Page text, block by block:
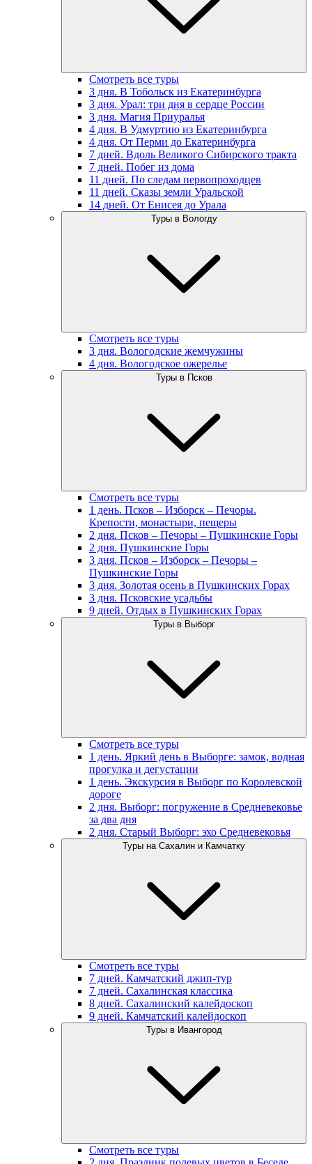
Смотреть все туры
3 дня. В Тобольск из Екатеринбурга
3 дня. Урал: три дня в сердце России
3 дня. Магия Приуралья
4 дня. В Удмуртию из Екатеринбурга
4 дня. От Перми до Екатеринбурга
7 дней. Вдоль Великого Сибирского тракта
7 дней. Побег из дома
11 дней. По следам первопроходцев
11 дней. Сказы земли Уральской
14 дней. От Енисея до Урала
Туры в Вологду
Смотреть все туры
3 дня. Вологодские жемчужины
4 дня. Вологодское ожерелье
Туры в Псков
Смотреть все туры
1 день. Псков – Изборск – Печоры.
Крепости, монастыри, пещеры
2 дня. Псков – Печоры – Пушкинские Горы
2 дня. Пушкинские Горы
3 дня. Псков – Изборск – Печоры –
Пушкинские Горы
3 дня. Золотая осень в Пушкинских Горах
3 дня. Псковские усадьбы
9 дней. Отдых в Пушкинских Горах
Туры в Выборг
Смотреть все туры
1 день. Яркий день в Выборге: замок, водная
прогулка и дегустации
1 день. Экскурсия в Выборг по Королевской
дороге
2 дня. Выборг: погружение в Средневековье
за два дня
2 дня. Старый Выборг: эхо Средневековья
Туры на Сахалин и Камчатку
Смотреть все туры
7 дней. Камчатский джип-тур
7 дней. Сахалинская классика
8 дней. Сахалинский калейдоскоп
9 дней. Камчатский калейдоскоп
Туры в Ивангород
Смотреть все туры